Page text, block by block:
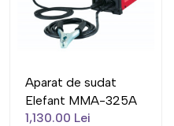
Aparat de sudat
Elefant MMA-325A
1,130.00 Lei